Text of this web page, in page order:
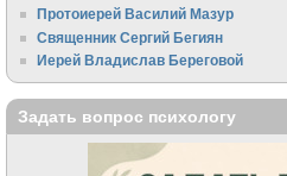
Протоиерей Василий Мазур
Священник Сергий Бегиян
Иерей Владислав Береговой
Задать вопрос психологу